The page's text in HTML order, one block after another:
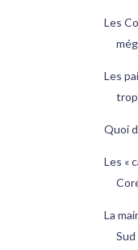
Les
Les
Quoi
Les «
La
Sud